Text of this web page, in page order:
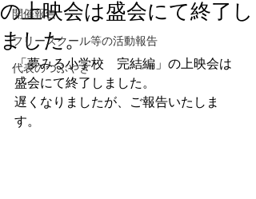
開催報告
フリースクール等の活動報告
代表のつぶやき
の上映会は盛会にて終了し
ました。
「夢みる小学校　完結編」の上映会は
盛会にて終了しました。
遅くなりましたが、ご報告いたしま
す。